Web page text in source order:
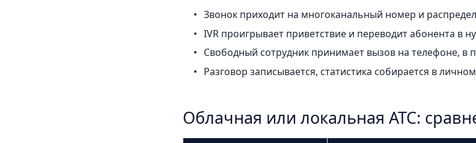
Звонок приходит на многоканальный номер и
IVR проигрывает приветствие и переводит абонента в
Свободный сотрудник принимает вызов на телефоне,
Разговор записывается, статистика собирается в
Облачная или локальная АТС: